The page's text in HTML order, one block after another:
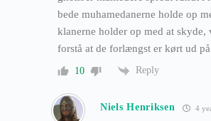
bede muhamedanerne holde op
klanerne holder op med at
forstå at de forlængst er kørt ud
10 Reply
Niels Henriksen 4